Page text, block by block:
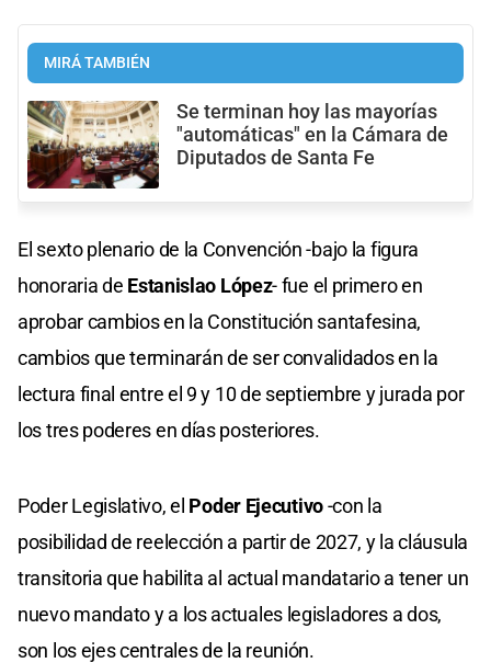
MIRÁ TAMBIÉN
Se terminan hoy las mayorías
"automáticas" en la Cámara de
Diputados de Santa Fe
El sexto plenario de la Convención -bajo la figura
honoraria de Estanislao López- fue el primero en
aprobar cambios en la Constitución santafesina,
cambios que terminarán de ser convalidados en la
lectura final entre el 9 y 10 de septiembre y jurada por
los tres poderes en días posteriores.
Poder Legislativo, el Poder Ejecutivo-con la
posibilidad de reelección a partir de 2027, y la cláusula
transitoria que habilita al actual mandatario a tener un
nuevo mandato y a los actuales legisladores a dos,
son los ejes centrales de la reunión.